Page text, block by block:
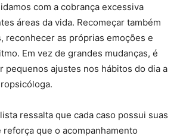
com a cobrança excessiva
áreas da vida. Recomeçar também
reconhecer as próprias emoções e
Em vez de grandes mudanças, é
pequenos ajustes nos hábitos do dia a
ressalta que cada caso possui suas
que o acompanhamento